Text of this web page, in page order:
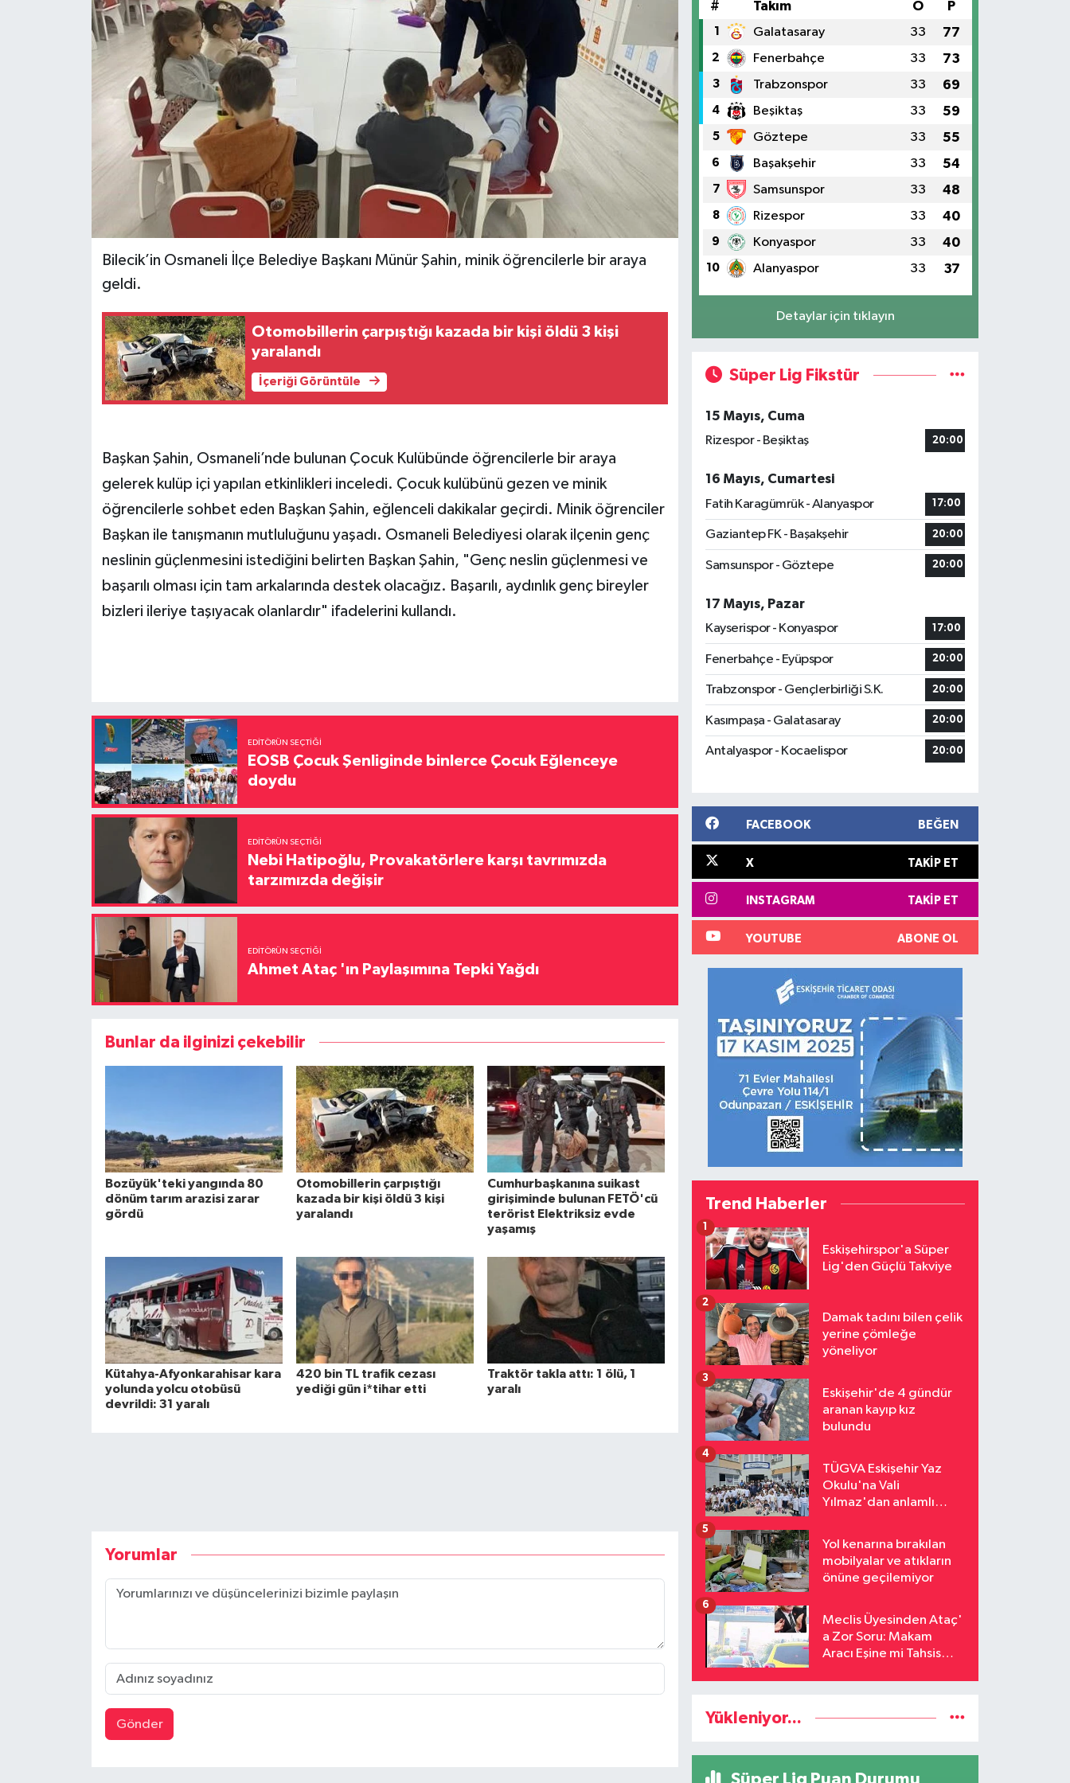
Bilecik’in Osmaneli İlçe Belediye Başkanı Münür Şahin, minik öğrencilerle bir araya
geldi.
Otomobillerin çarpıştığı kazada bir kişi öldü 3 kişi
yaralandı
İçeriği Görüntüle
Başkan Şahin, Osmaneli’nde bulunan Çocuk Kulübünde öğrencilerle bir araya
gelerek kulüp içi yapılan etkinlikleri inceledi. Çocuk kulübünü gezen ve minik
öğrencilerle sohbet eden Başkan Şahin, eğlenceli dakikalar geçirdi. Minik öğrenciler
Başkan ile tanışmanın mutluluğunu yaşadı. Osmaneli Belediyesi olarak ilçenin genç
neslinin güçlenmesini istediğini belirten Başkan Şahin, "Genç neslin güçlenmesi ve
başarılı olması için tam arkalarında destek olacağız. Başarılı, aydınlık genç bireyler
bizleri ileriye taşıyacak olanlardır" ifadelerini kullandı.
EDITÖRÜN SEÇTIĞI
EOSB Çocuk Şenliginde binlerce Çocuk Eğlenceye
doydu
EDITÖRÜN SEÇTIĞI
Nebi Hatipoğlu, Provakatörlere karşı tavrımızda
tarzımızda değişir
EDITÖRÜN SEÇTIĞI
Ahmet Ataç 'ın Paylaşımına Tepki Yağdı
Bunlar da ilginizi çekebilir
Bozüyük'teki yangında 80
dönüm tarım arazisi zarar
gördü
Otomobillerin çarpıştığı
kazada bir kişi öldü 3 kişi
yaralandı
Cumhurbaşkanına suikast
girişiminde bulunan FETÖ'cü
terörist Elektriksiz evde
yaşamış
Kütahya-Afyonkarahisar kara
yolunda yolcu otobüsü
devrildi: 31 yaralı
420 bin TL trafik cezası
yediği gün i*tihar etti
Traktör takla attı: 1 ölü, 1
yaralı
Yorumlar
Gönder
# Takım O P
1 Galatasaray 33 77
2 Fenerbahçe 33 73
3 Trabzonspor 33 69
4 Beşiktaş 33 59
5 Göztepe 33 55
6 Başakşehir 33 54
7 Samsunspor 33 48
8 Rizespor 33 40
9 Konyaspor 33 40
10 Alanyaspor 33 37
Detaylar için tıklayın
Süper Lig Fikstür
15 Mayıs, Cuma
Rizespor - Beşiktaş
20:00
16 Mayıs, Cumartesi
Fatih Karagümrük - Alanyaspor
17:00
Gaziantep FK - Başakşehir 20:00
Samsunspor - Göztepe 20:00
17 Mayıs, Pazar
Kayserispor - Konyaspor
17:00
Fenerbahçe - Eyüpspor 20:00
Trabzonspor - Gençlerbirliği S.K. 20:00
Kasımpaşa - Galatasaray 20:00
Antalyaspor - Kocaelispor 20:00
FACEBOOK BEĞEN
X TAKIP ET
INSTAGRAM TAKIP ET
YOUTUBE ABONE OL
Trend Haberler
Eskişehirspor'a Süper
Lig'den Güçlü Takviye
1
Damak tadını bilen çelik
yerine çömleğe
yöneliyor
2
Eskişehir'de 4 gündür
aranan kayıp kız
bulundu
3
TÜGVA Eskişehir Yaz
Okulu'na Vali
Yılmaz'dan anlamlı
4
Yol kenarına bırakılan
mobilyalar ve atıkların
önüne geçilemiyor
5
Meclis Üyesinden Ataç'
a Zor Soru: Makam
Aracı Eşine mi Tahsis
6
Yükleniyor...
Süper Lig Puan Durumu